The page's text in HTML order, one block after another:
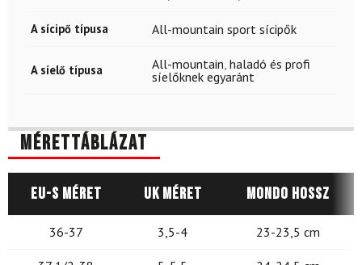
A sícipő típusa All-mountain sport sícipők
A síelő típusa All-mountain, haladó és profi
síelőknek egyaránt
Mérettáblázat
EU-s méret UK méret Mondo hossz
36-37 3,5-4 23-23,5 cm